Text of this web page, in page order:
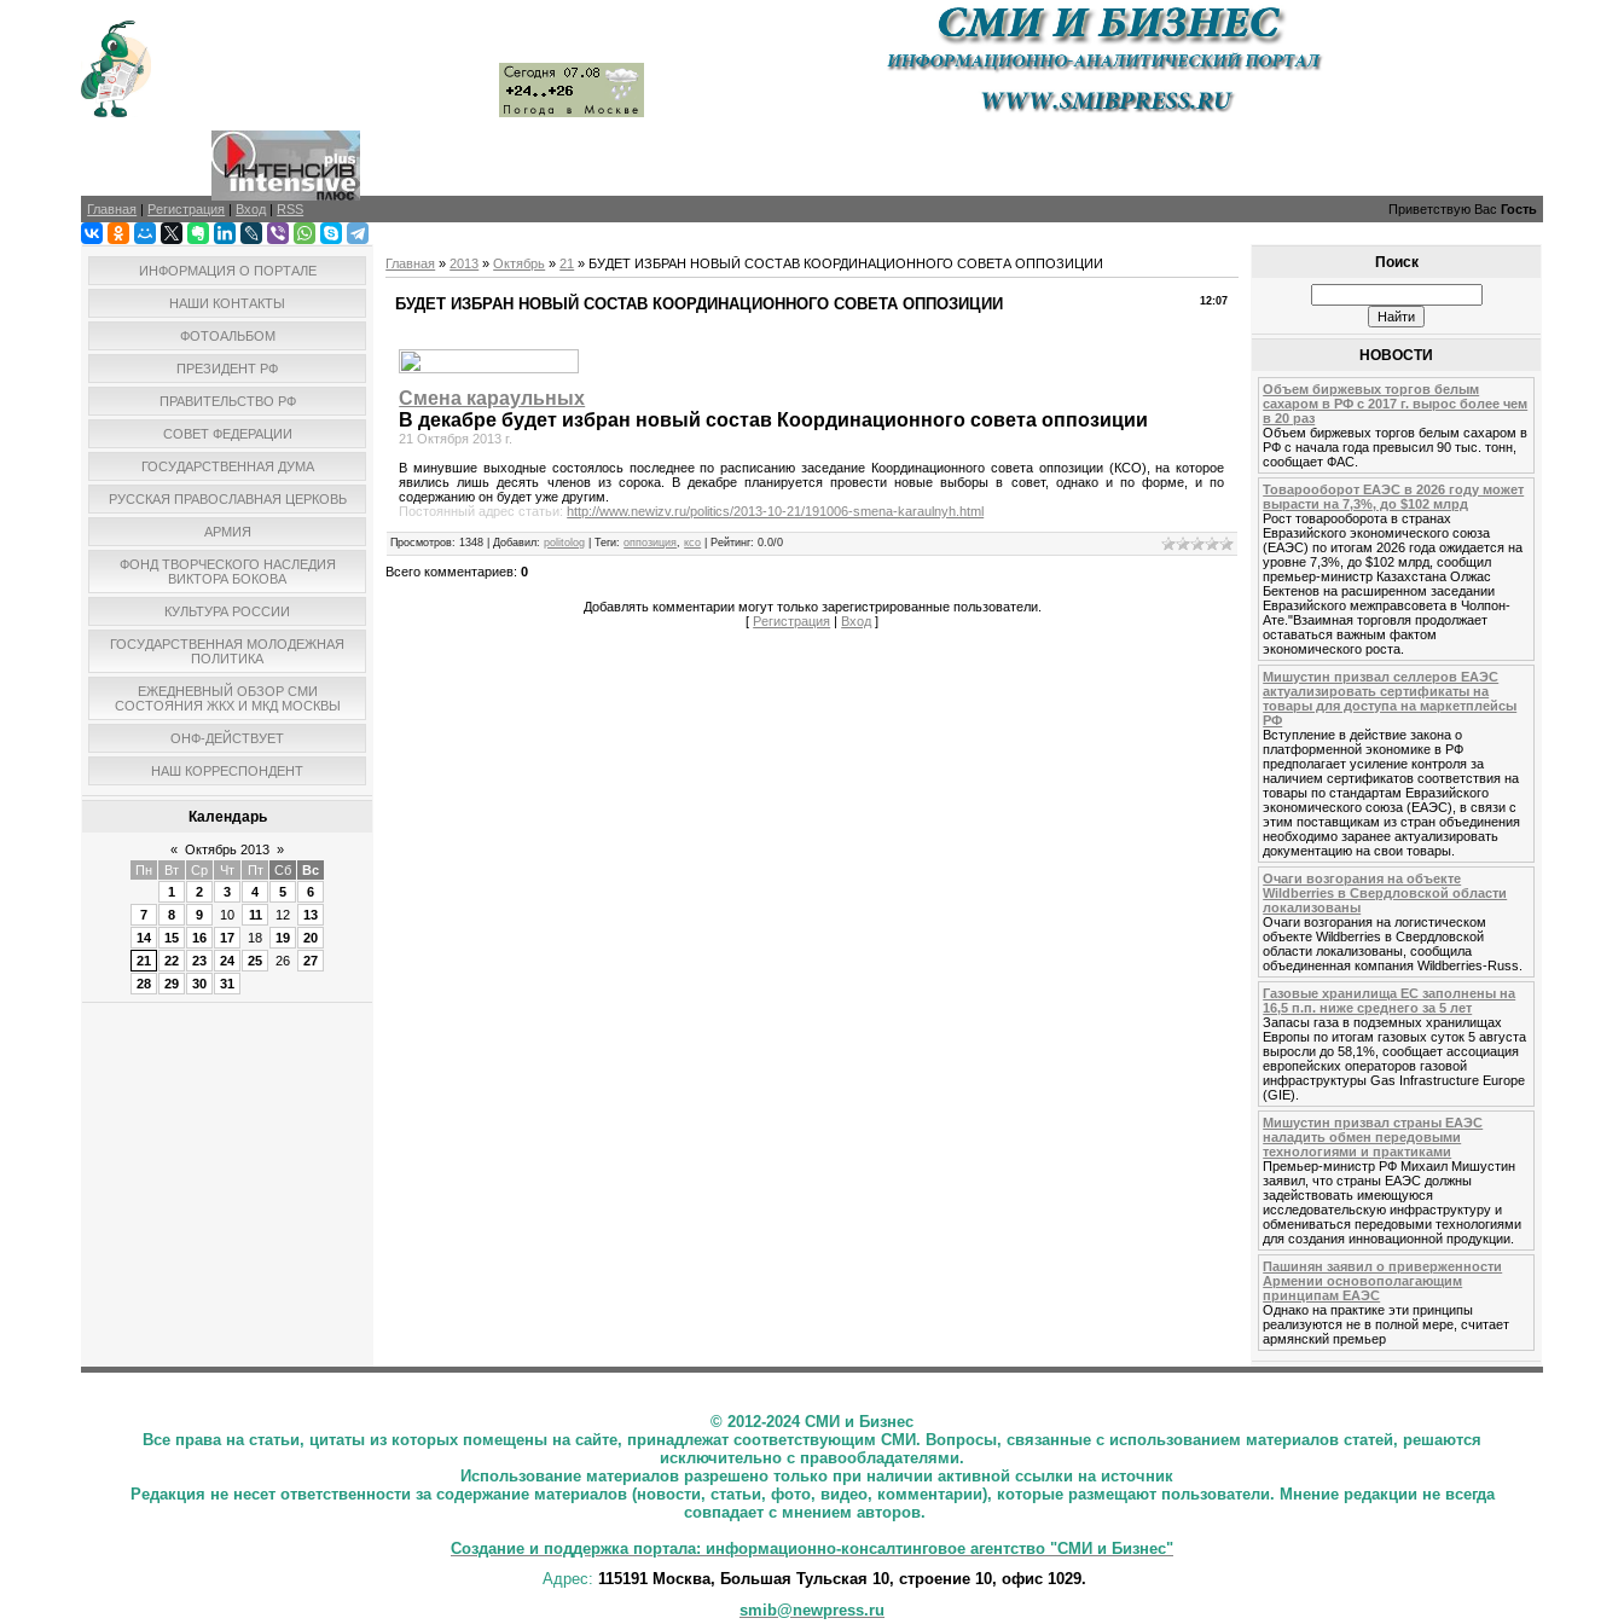
Главная | Регистрация | Вход | RSS Приветствую Вас Гость
ИНФОРМАЦИЯ О ПОРТАЛЕ
НАШИ КОНТАКТЫ
ФОТОАЛЬБОМ
ПРЕЗИДЕНТ РФ
ПРАВИТЕЛЬСТВО РФ
СОВЕТ ФЕДЕРАЦИИ
ГОСУДАРСТВЕННАЯ ДУМА
РУССКАЯ ПРАВОСЛАВНАЯ ЦЕРКОВЬ
АРМИЯ
ФОНД ТВОРЧЕСКОГО НАСЛЕДИЯ
ВИКТОРА БОКОВА
КУЛЬТУРА РОССИИ
ГОСУДАРСТВЕННАЯ МОЛОДЕЖНАЯ
ПОЛИТИКА
ЕЖЕДНЕВНЫЙ ОБЗОР СМИ
СОСТОЯНИЯ ЖКХ И МКД МОСКВЫ
ОНФ-ДЕЙСТВУЕТ
НАШ КОРРЕСПОНДЕНТ
Календарь
« Октябрь 2013 »
Пн
Вт Ср Чт Пт Сб
Вс
1
2 3 4 5
6
7
8 9 10 11 12
13
14
15 16 17 18 19
20
21
22 23 24 25 26
27
28
29 30 31
Главная »2013 » Октябрь » 21 » БУДЕТ ИЗБРАН НОВЫЙ СОСТАВ КООРДИНАЦИОННОГО СОВЕТА ОППОЗИЦИИ
12:07
БУДЕТ ИЗБРАН НОВЫЙ СОСТАВ КООРДИНАЦИОННОГО СОВЕТА ОППОЗИЦИИ
Смена караульных
В декабре будет избран новый состав Координационного совета оппозиции
21 Октября 2013 г.
В минувшие выходные состоялось последнее по расписанию заседание Координационного совета оппозиции (КСО), на которое
явились лишь десять членов из сорока. В декабре планируется провести новые выборы в совет, однако и по форме, и по
содержанию он будет уже другим.
Постоянный адрес статьи:http://www.newizv.ru/politics/2013-10-21/191006-smena-karaulnyh.html
Просмотров: 1348 Добавил: politolog |Теги: оппозиция ,ксо Рейтинг: 0.0/0
Всего комментариев:0
Добавлять комментарии могут только зарегистрированные пользователи.
[ Регистрация | Вход ]
Поиск
НОВОСТИ
Объем биржевых торгов белым
сахаром в РФ с 2017 г. вырос более чем
в 20 раз
Объем биржевых торгов белым сахаром в
РФ с начала года превысил 90 тыс. тонн,
сообщает ФАС.
Товарооборот ЕАЭС в 2026 году может
вырасти на 7,3%, до $102 млрд
Рост товарооборота в странах
Евразийского экономического союза
(ЕАЭС) по итогам 2026 года ожидается на
уровне 7,3%, до $102 млрд, сообщил
премьер-министр Казахстана Олжас
Бектенов на расширенном заседании
Евразийского межправсовета в Чолпон-
Ате."Взаимная торговля продолжает
оставаться важным фактом
экономического роста.
Мишустин призвал селлеров ЕАЭС
актуализировать сертификаты на
товары для доступа на маркетплейсы
РФ
Вступление в действие закона о
платформенной экономике в РФ
предполагает усиление контроля за
наличием сертификатов соответствия на
товары по стандартам Евразийского
экономического союза (ЕАЭС), в связи с
этим поставщикам из стран объединения
необходимо заранее актуализировать
документацию на свои товары.
Очаги возгорания на объекте
Wildberries в Свердловской области
локализованы
Очаги возгорания на логистическом
объекте Wildberries в Свердловской
области локализованы, сообщила
объединенная компания Wildberries-Russ.
Газовые хранилища ЕС заполнены на
16,5 п.п. ниже среднего за 5 лет
Запасы газа в подземных хранилищах
Европы по итогам газовых суток 5 августа
выросли до 58,1%, сообщает ассоциация
европейских операторов газовой
инфраструктуры Gas Infrastructure Europe
(GIE).
Мишустин призвал страны ЕАЭС
наладить обмен передовыми
технологиями и практиками
Премьер-министр РФ Михаил Мишустин
заявил, что страны ЕАЭС должны
задействовать имеющуюся
исследовательскую инфраструктуру и
обмениваться передовыми технологиями
для создания инновационной продукции.
Пашинян заявил о приверженности
Армении основополагающим
принципам ЕАЭС
Однако на практике эти принципы
реализуются не в полной мере, считает
армянский премьер
© 2012-2024 СМИ и Бизнес
Все права на статьи, цитаты из которых помещены на сайте, принадлежат соответствующим СМИ. Вопросы, связанные с использованием материалов статей, решаются
исключительно с правообладателями.
Использование материалов разрешено только при наличии активной ссылки на источник
Редакция не несет ответственности за содержание материалов (новости, статьи, фото, видео, комментарии), которые размещают пользователи. Мнение редакции не всегда
совпадает с мнением авторов.
Создание и поддержка портала: информационно-консалтинговое агентство "СМИ и Бизнес"
Адрес: 115191 Москва, Большая Тульская 10, строение 10, офис 1029.
smib@newpress.ru